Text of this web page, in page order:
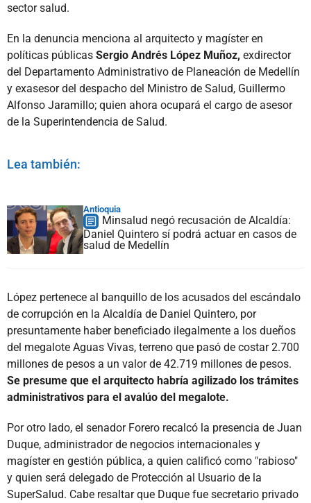
sector salud.
En la denuncia menciona al arquitecto y magíster en
políticas públicas Sergio Andrés López Muñoz, exdirector
del Departamento Administrativo de Planeación de Medellín
y exasesor del despacho del Ministro de Salud, Guillermo
Alfonso Jaramillo; quien ahora ocupará el cargo de asesor
de la Superintendencia de Salud.
Lea también:
Antioquia
Minsalud negó recusación de Alcaldía:
Daniel Quintero sí podrá actuar en casos de
salud de Medellín
López pertenece al banquillo de los acusados del escándalo
de corrupción en la Alcaldía de Daniel Quintero, por
presuntamente haber beneficiado ilegalmente a los dueños
del megalote Aguas Vivas, terreno que pasó de costar 2.700
millones de pesos a un valor de 42.719 millones de pesos.
Se presume que el arquitecto habría agilizado los trámites
administrativos para el avalúo del megalote.
Por otro lado, el senador Forero recalcó la presencia de Juan
Duque, administrador de negocios internacionales y
magíster en gestión pública, a quien calificó como "rabioso"
y quien será delegado de Protección al Usuario de la
SuperSalud. Cabe resaltar que Duque fue secretario privado